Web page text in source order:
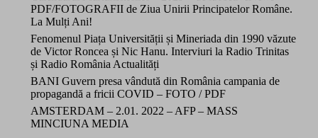
PDF/FOTOGRAFII de Ziua Unirii Principatelor Române.
La Mulți Ani!
Fenomenul Piața Universității și Mineriada din 1990 văzute
de Victor Roncea și Nic Hanu. Interviuri la Radio Trinitas
și Radio România Actualități
BANI Guvern presa vândută din România campania de
propagandă a fricii COVID – FOTO / PDF
AMSTERDAM – 2.01. 2022 – AFP – MASS
MINCIUNA MEDIA